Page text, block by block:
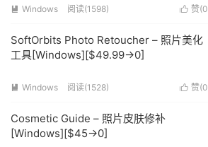
 赞(0
 Windows 阅读(1598)
SoftOrbits Photo Retoucher – 照片美化
工具[Windows][$49.99→0]
 赞(0
 Windows 阅读(1528)
Cosmetic Guide – 照片皮肤修补
[Windows][$45→0]